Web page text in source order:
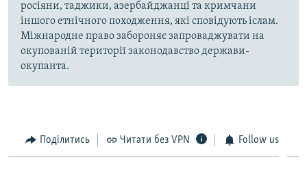
росіяни, таджики, азербайджанці та кримчани
іншого етнічного походження, які сповідують іслам.
Міжнародне право забороняє запроваджувати на
окупованій території законодавство держави-
окупанта.
Поділитись Читати без VPN Follow us